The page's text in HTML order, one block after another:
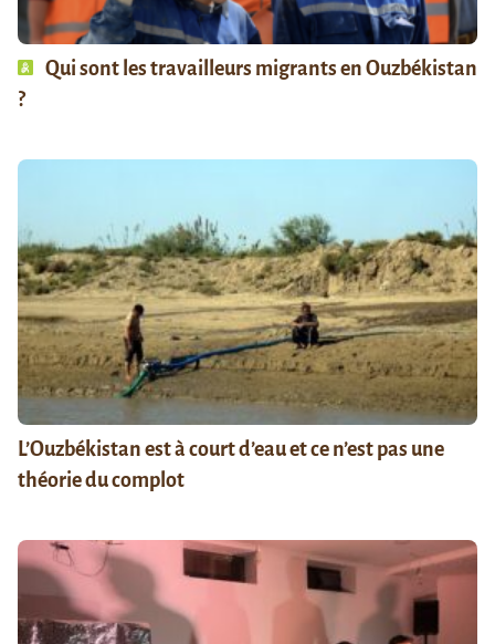
Qui sont les travailleurs migrants en Ouzbékistan
?
L’Ouzbékistan est à court d’eau et ce n’est pas une
théorie du complot